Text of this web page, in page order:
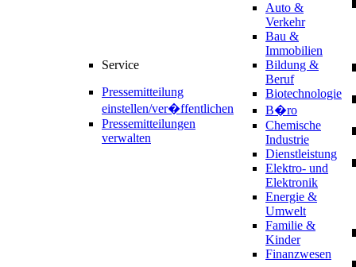
Service
Pressemitteilung
einstellen/ver�ffentlichen
Pressemitteilungen
verwalten
Auto &
Verkehr
Bau &
Immobilien
Bildung &
Beruf
Biotechnologie
B�ro
Chemische
Industrie
Dienstleistung
Elektro- und
Elektronik
Energie &
Umwelt
Familie &
Kinder
Finanzwesen